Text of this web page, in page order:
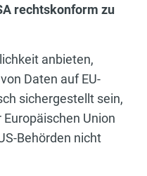
rechtskonform zu
anbieten,
Daten auf EU-
sichergestellt sein,
Union
Behörden nicht